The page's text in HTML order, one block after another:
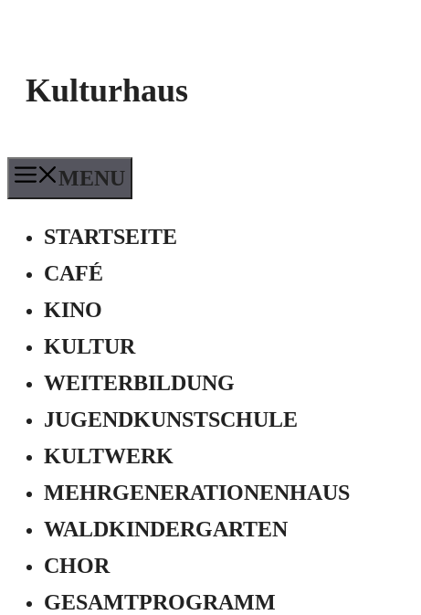
Kulturhaus
MENU
STARTSEITE
CAFÉ
KINO
KULTUR
WEITERBILDUNG
JUGEND­KUNSTSCHULE
KULTWERK
MEHRGENERATIONEN­HAUS
WALDKINDERGARTEN
CHOR
GESAMTPROGRAMM